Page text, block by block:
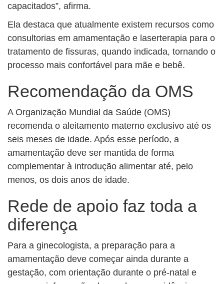
capacitados”, afirma.
Ela destaca que atualmente existem recursos como
consultorias em amamentação e laserterapia para o
tratamento de fissuras, quando indicada, tornando o
processo mais confortável para mãe e bebê.
Recomendação da OMS
A Organização Mundial da Saúde (OMS)
recomenda o aleitamento materno exclusivo até os
seis meses de idade. Após esse período, a
amamentação deve ser mantida de forma
complementar à introdução alimentar até, pelo
menos, os dois anos de idade.
Rede de apoio faz toda a
diferença
Para a ginecologista, a preparação para a
amamentação deve começar ainda durante a
gestação, com orientação durante o pré-natal e